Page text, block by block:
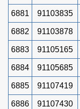
6881 91103835
6882 91103878
6883 91105165
6884 91105685
6885 91107419
6886 91107430